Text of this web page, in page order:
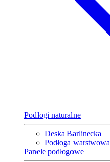
Podłogi naturalne
Deska Barlinecka
Podłoga warstwowa
Panele podłogowe